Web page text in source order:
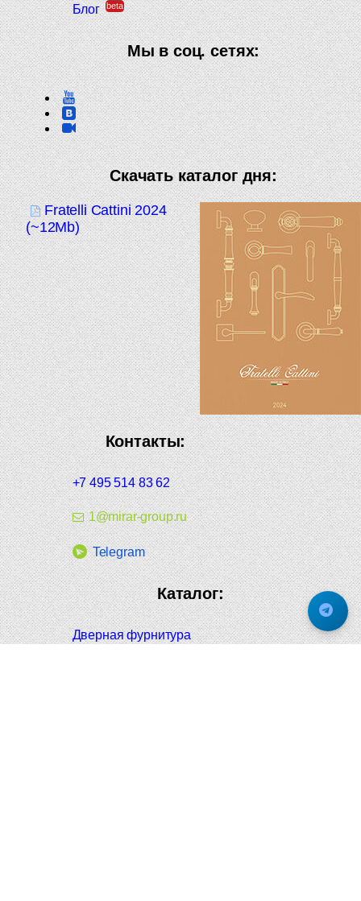
Блог beta
Мы в соц. сетях:
Скачать каталог дня:
Fratelli Cattini 2024
(~12Mb)
Контакты:
+7 495 514 83 62
1@mirar-group.ru
Telegram
Каталог:
Дверная фурнитура